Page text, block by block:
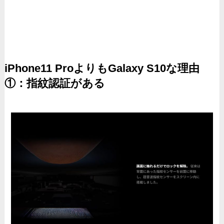
iPhone11 ProよりもGalaxy S10な理由
①：指紋認証がある